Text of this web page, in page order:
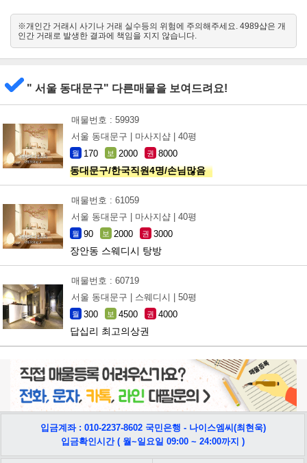
※개인간 거래시 사기나 거래 실수등의 위험에 주의해주세요. 4989샵은 개
인간 거래로 발생한 결과에 책임을 지지 않습니다.
" 서울 동대문구" 다른매물을 보여드려요!
매물번호 : 59939
서울 동대문구 |
마사지샵 | 40평
월 170 보 2000 권 8000
동대문구/한국직원4명/손님많음
매물번호 : 61059
서울 동대문구 |
마사지샵 | 40평
월 90 보 2000 권 3000
장안동 스웨디시 탕방
매물번호 : 60719
서울 동대문구 |
스웨디시 | 50평
월 300 보 4500 권 4000
답십리 최고의상권
입금계좌 : 010-2237-8602 국민은행 - 나이스엠씨(최현욱)
입금확인시간 ( 월~일요일 09:00 ~ 24:00까지 )